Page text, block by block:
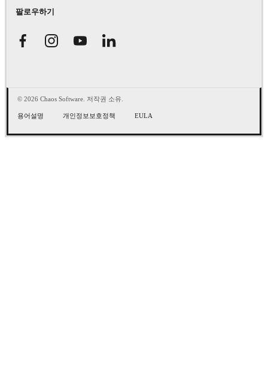
팔로우하기
© 2026 Chaos Software. 저작권 소유.
용어설명 개인정보보호정책 EULA